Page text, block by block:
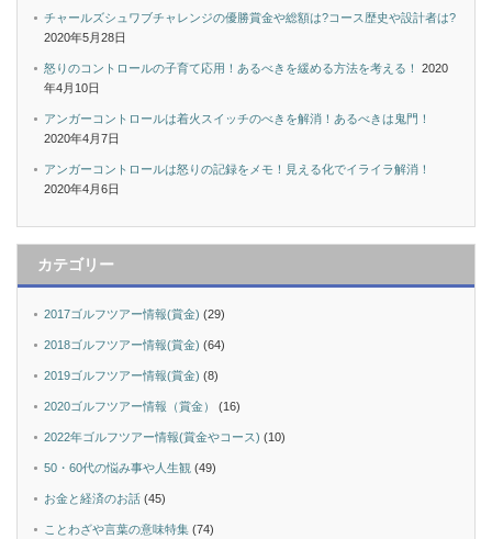
チャールズシュワブチャレンジの優勝賞金や総額は?コース歴史や設計者は?
2020年5月28日
怒りのコントロールの子育て応用！あるべきを緩める方法を考える！
2020
年4月10日
アンガーコントロールは着火スイッチのべきを解消！あるべきは鬼門！
2020年4月7日
アンガーコントロールは怒りの記録をメモ！見える化でイライラ解消！
2020年4月6日
カテゴリー
2017ゴルフツアー情報(賞金) (29)
2018ゴルフツアー情報(賞金) (64)
2019ゴルフツアー情報(賞金) (8)
2020ゴルフツアー情報（賞金） (16)
2022年ゴルフツアー情報(賞金やコース) (10)
50・60代の悩み事や人生観 (49)
お金と経済のお話 (45)
ことわざや言葉の意味特集 (74)